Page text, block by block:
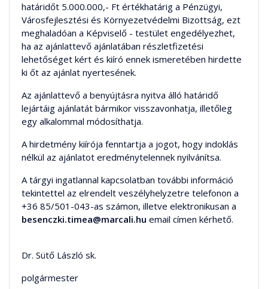
határidőt 5.000.000,- Ft értékhatárig a Pénzügyi,
Városfejlesztési és Környezetvédelmi Bizottság, ezt
meghaladóan a Képviselő - testület engedélyezhet,
ha az ajánlattevő ajánlatában részletfizetési
lehetőséget kért és kiíró ennek ismeretében hirdette
ki őt az ajánlat nyertesének.
Az ajánlattevő a benyújtásra nyitva álló határidő
lejártáig ajánlatát bármikor visszavonhatja, illetőleg
egy alkalommal módosíthatja.
A hirdetmény kiírója fenntartja a jogot, hogy indoklás
nélkül az ajánlatot eredménytelennek nyilvánítsa.
A tárgyi ingatlannal kapcsolatban további információ
tekintettel az elrendelt veszélyhelyzetre telefonon a
+36 85/501-043-as számon, illetve elektronikusan a
besenczki.timea@marcali.hu email címen kérhető.
Dr. Sütő László sk.
polgármester